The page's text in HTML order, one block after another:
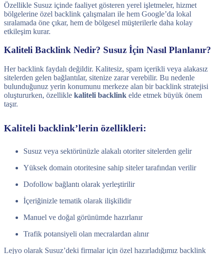
Özellikle Susuz içinde faaliyet gösteren yerel işletmeler, hizmet
bölgelerine özel backlink çalışmaları ile hem Google’da lokal
sıralamada öne çıkar, hem de bölgesel müşterilerle daha kolay
etkileşim kurar.
Kaliteli Backlink Nedir? Susuz İçin Nasıl Planlanır?
Her backlink faydalı değildir. Kalitesiz, spam içerikli veya alakasız
sitelerden gelen bağlantılar, sitenize zarar verebilir. Bu nedenle
bulunduğunuz yerin konumunu merkeze alan bir backlink stratejisi
oluştururken, özellikle kaliteli backlink elde etmek büyük önem
taşır.
Kaliteli backlink’lerin özellikleri:
Susuz veya sektörünüzle alakalı otoriter sitelerden gelir
Yüksek domain otoritesine sahip siteler tarafından verilir
Dofollow bağlantı olarak yerleştirilir
İçeriğinizle tematik olarak ilişkilidir
Manuel ve doğal görünümde hazırlanır
Trafik potansiyeli olan mecralardan alınır
Lejyo olarak Susuz’deki firmalar için özel hazırladığımız backlink